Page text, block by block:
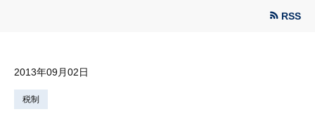
RSS
2013年09月02日
税制